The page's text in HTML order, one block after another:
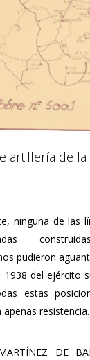
artillería de la
ninguna de las
pudieron
1938 del ejército
estas
apenas resistencia.
DE